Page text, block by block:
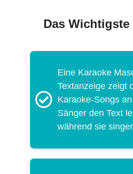
Das
Eine Karaoke
Textanzeige zeigt
Karaoke-Songs
Sänger den Text
während sie